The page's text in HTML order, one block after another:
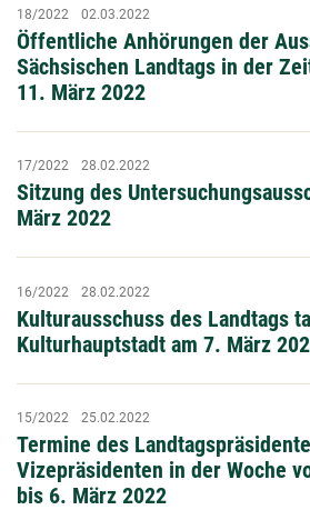
Öffentliche Anhörungen der
Sächsischen Landtags in der
11. März 2022
18/2022 02.03.2022
Sitzung des
März 2022
17/2022 28.02.2022
Kulturausschuss des Landtags
Kulturhauptstadt am 7. März
16/2022 28.02.2022
Termine des
Vizepräsidenten in der Woche
bis 6. März 2022
15/2022 25.02.2022